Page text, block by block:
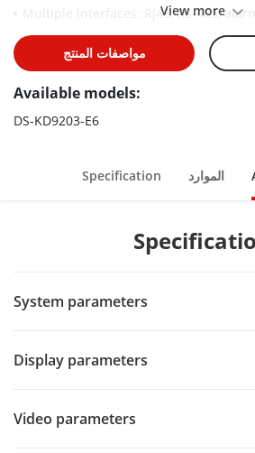
Multiple interfaces: RJ45, RS-485,
Wiegand
Convenient configuration via Web
Convenient unlock methods: face,
View more
مواصفات المنتج
Available models:
DS-KD9203-E6
Specification الموارد
System parameters
Display parameters
Video parameters